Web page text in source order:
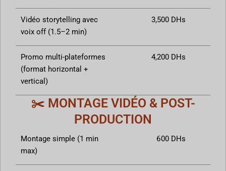
Vidéo storytelling avec
voix off (1.5–2 min)
3,500 DHs
Promo multi-plateformes
(format horizontal +
vertical)
4,200 DHs
✂️ MONTAGE VIDÉO & POST-
PRODUCTION
Montage simple (1 min
max)
600 DHs